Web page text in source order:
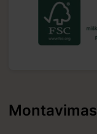
Montavimas